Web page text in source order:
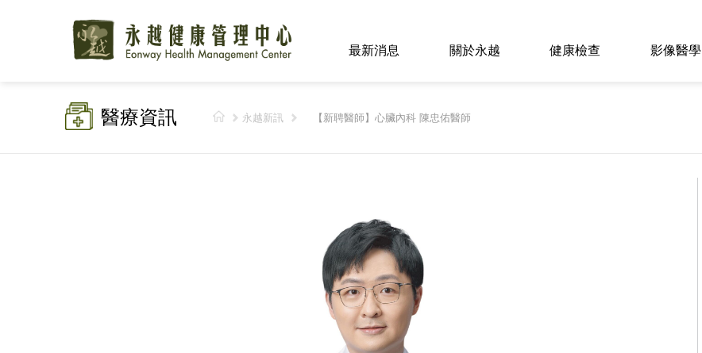
最新消息 關於永越 健康檢查 影像醫學
醫療資訊 永越新訊 【新聘醫師】心臟內科 陳忠佑醫師